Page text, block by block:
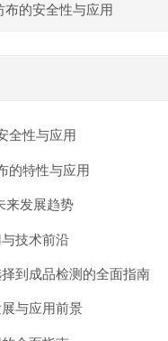
的安全性与应用
全性与应用
的特性与应用
来发展趋势
技术前沿
到成品检测的全面指南
与应用前景